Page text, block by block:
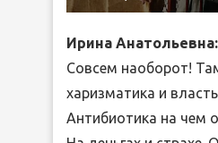
Ирина Анатольевна:
Совсем наоборот!
харизматика и
Антибиотика на чем